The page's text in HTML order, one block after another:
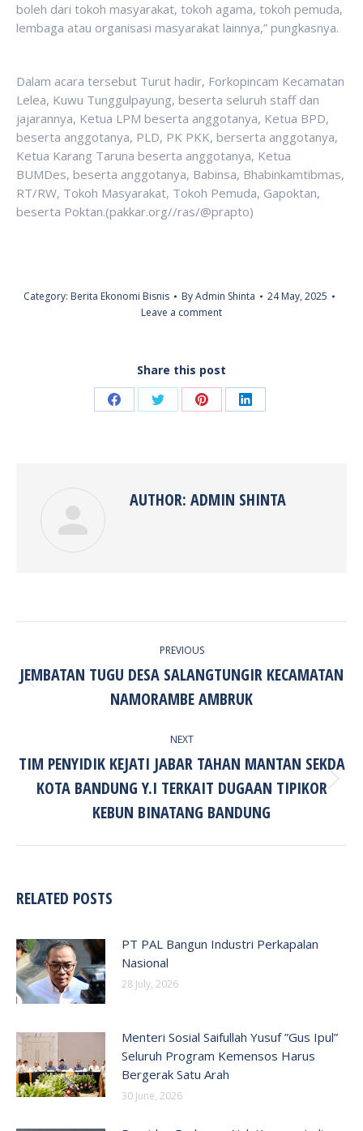
boleh dari tokoh masyarakat, tokoh agama, tokoh pemuda,
lembaga atau organisasi masyarakat lainnya,” pungkasnya.
Dalam acara tersebut Turut hadir, Forkopincam Kecamatan
Lelea, Kuwu Tunggulpayung, beserta seluruh staff dan
jajarannya, Ketua LPM beserta anggotanya, Ketua BPD,
beserta anggotanya, PLD, PK PKK, berserta anggotanya,
Ketua Karang Taruna beserta anggotanya, Ketua
BUMDes, beserta anggotanya, Babinsa, Bhabinkamtibmas,
RT/RW, Tokoh Masyarakat, Tokoh Pemuda, Gapoktan,
beserta Poktan.(pakkar.org//ras/@prapto)
Category: Berita Ekonomi Bisnis ByAdmin Shinta
24 May, 2025
Leave a comment
Share this post
Share Share Share Share
AUTHOR: ADMIN SHINTA
PREVIOUS
Previous
post:
JEMBATAN TUGU DESA SALANGTUNGIR KECAMATAN
NAMORAMBE AMBRUK
NEXT
Next
post:
TIM PENYIDIK KEJATI JABAR TAHAN MANTAN SEKDA
KOTA BANDUNG Y.I TERKAIT DUGAAN TIPIKOR
KEBUN BINATANG BANDUNG
RELATED POSTS
PT PAL Bangun Industri Perkapalan
Nasional
28 July, 2026
Menteri Sosial Saifullah Yusuf ”Gus Ipul”
Seluruh Program Kemensos Harus
Bergerak Satu Arah
30 June, 2026